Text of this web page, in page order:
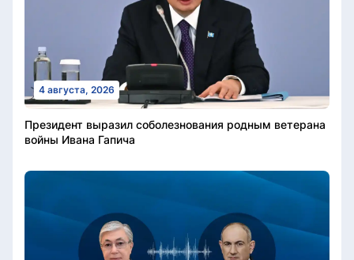
4 августа, 2026
Президент выразил соболезнования родным ветерана
войны Ивана Гапича